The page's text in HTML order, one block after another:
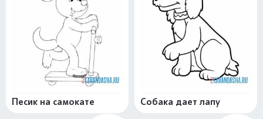
Песик на самокате Собака дает лапу